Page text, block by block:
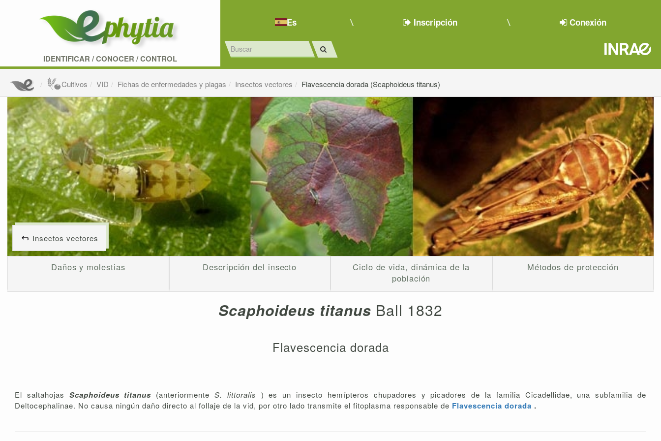
IDENTIFICAR /CONOCER /CONTROL
Es Inscripción Conexión
Cultivos VID Fichas de enfermedades y plagas Insectos vectores Flavescencia dorada (Scaphoideus titanus)
Insectos vectores
Daños y molestias Descripción del insecto
Ciclo de vida, dinámica de la
población
Métodos de protección
Scaphoideus titanus Ball 1832
Flavescencia dorada
El saltahojas Scaphoideus titanus (anteriormenteS. littoralis ) es un insecto hemípteros chupadores y picadores de la familia Cicadellidae, una subfamilia de
Deltocephalinae. No causa ningún daño directo al follaje de la vid, por otro lado transmite el fitoplasma responsable de Flavescencia dorada .